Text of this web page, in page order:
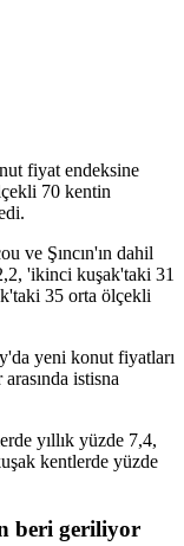
fiyat endeksine
70 kentin
ve Şıncın'ın dahil
'ikinci kuşak'taki 31
35 orta ölçekli
yeni konut fiyatları
istisna
yıllık yüzde 7,4,
kentlerde yüzde
beri geriliyor